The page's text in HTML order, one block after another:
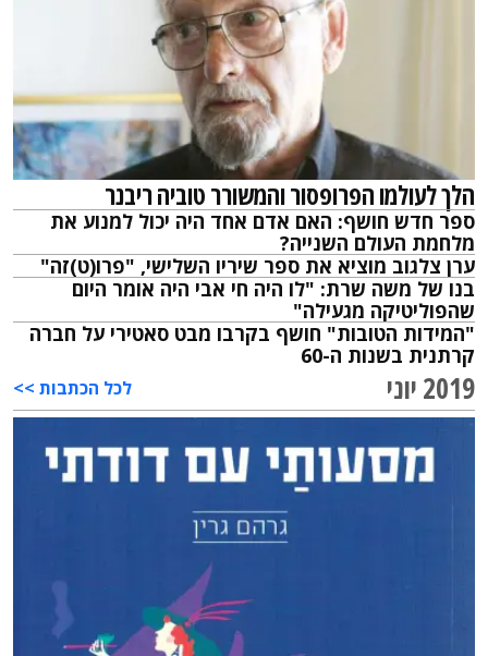
הלך לעולמו הפרופסור והמשורר טוביה ריבנר
ספר חדש חושף: האם אדם אחד היה יכול למנוע את
מלחמת העולם השנייה?
ערן צלגוב מוציא את ספר שיריו השלישי, "פרו(ט)זה"
בנו של משה שרת: "לו היה חי אבי היה אומר היום
שהפוליטיקה מגעילה"
"המידות הטובות" חושף בקרבו מבט סאטירי על חברה
קרתנית בשנות ה-60
2019 יוני לכל הכתבות >>